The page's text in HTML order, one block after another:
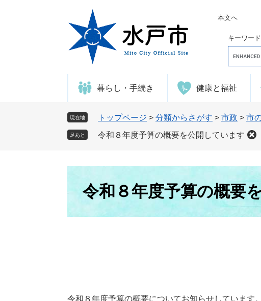
本文へ
キーワー
o
e
タ
ム
検
索
暮らし・手続き 健康と福祉
現在地 トップページ > 分類からさがす > 市政 > 市
足あと 令和８年度予算の概要を公開しています
令和８年度予算の概要
令和８年度予算の概要についてお知らせしています。